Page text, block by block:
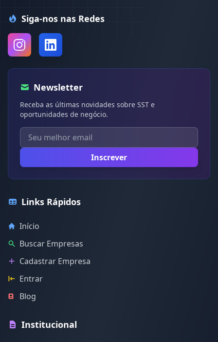
Siga-nos nas Redes
Newsletter
Receba as últimas novidades sobre SST e
oportunidades de negócio.
Inscrever
Links Rápidos
Início
Buscar Empresas
Cadastrar Empresa
Entrar
Blog
Institucional